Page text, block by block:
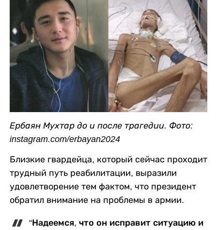
Ербаян Мухтар до и после трагедии. Фото:
instagram.com/erbayan2024
Близкие гвардейца, который сейчас проходит
трудный путь реабилитации, выразили
удовлетворение тем фактом, что президент
обратил внимание на проблемы в армии.
“Надеемся, что он исправит ситуацию и